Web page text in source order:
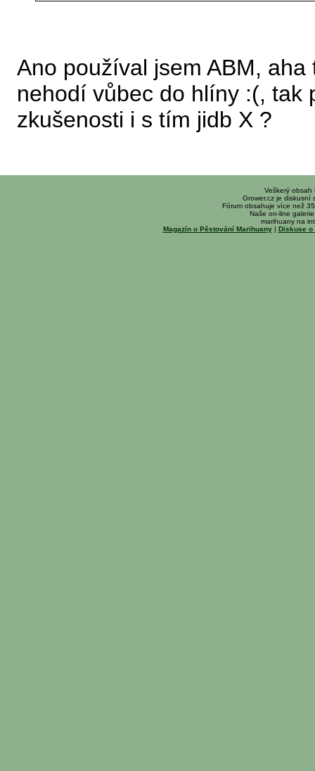
Ano používal jsem ABM,
nehodí vůbec do hlíny :(, tak
zkušenosti i s tím jidb X ?
Veškerý obsah
Grower.cz je diskusní
Fórum obsahuje více než
Naše on-line
marihuany na
Magazín o Pěstování Marihuany| Diskuse o